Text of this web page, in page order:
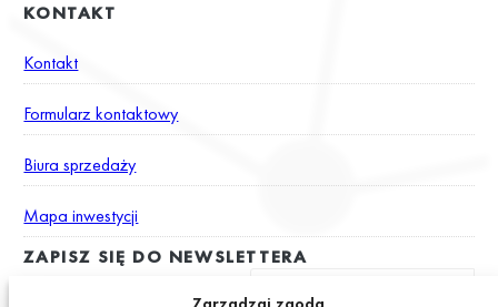
KONTAKT
Kontakt
Formularz kontaktowy
Biura sprzedaży
Mapa inwestycji
ZAPISZ SIĘ DO NEWSLETTERA